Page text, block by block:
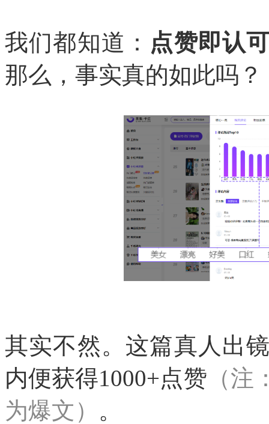
我们都知道： 点赞即认
那么，事实真的如此吗？
其实不然。这篇真人出
内便获得1000+点赞 （
为爆文） 。